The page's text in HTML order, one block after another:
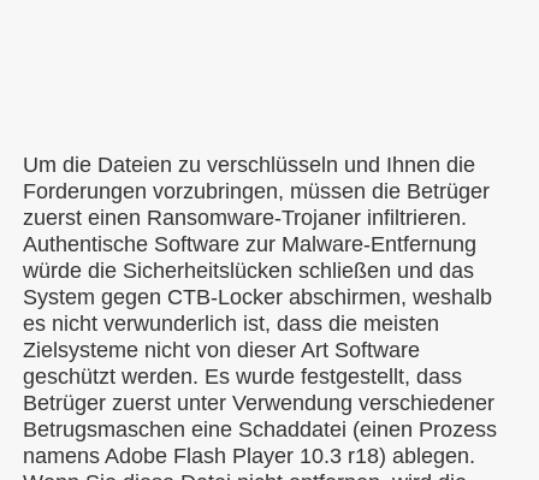
Um die Dateien zu verschlüsseln und Ihnen die
Forderungen vorzubringen, müssen die Betrüger
zuerst einen Ransomware-Trojaner infiltrieren.
Authentische Software zur Malware-Entfernung
würde die Sicherheitslücken schließen und das
System gegen CTB-Locker abschirmen, weshalb
es nicht verwunderlich ist, dass die meisten
Zielsysteme nicht von dieser Art Software
geschützt werden. Es wurde festgestellt, dass
Betrüger zuerst unter Verwendung verschiedener
Betrugsmaschen eine Schaddatei (einen Prozess
namens Adobe Flash Player 10.3 r18) ablegen.